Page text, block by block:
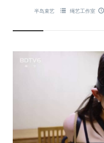
半岛束艺 绳艺工作室